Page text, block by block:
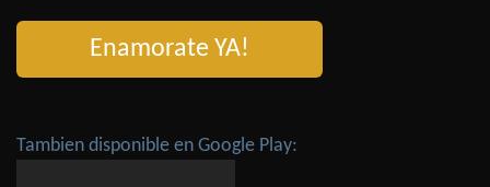
Enamorate YA!
Tambien disponible en Google Play: